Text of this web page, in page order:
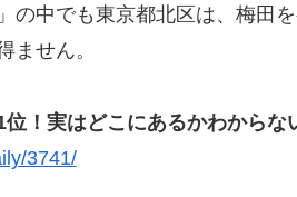
の中でも東京都北区は、梅田
ません。
！実はどこにあるかわからな
3741/